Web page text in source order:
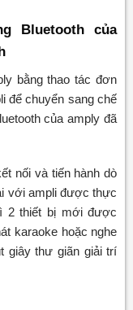
Bluetooth của
bằng thao tác đơn
để chuyển sang chế
của amply đã
nối và tiến hành dò
với ampli được thực
2 thiết bị mới được
karaoke hoặc nghe
giây thư giãn giải trí